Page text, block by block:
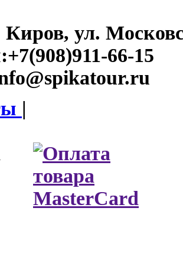
Киров, ул.
+7(908)911-66-15
|